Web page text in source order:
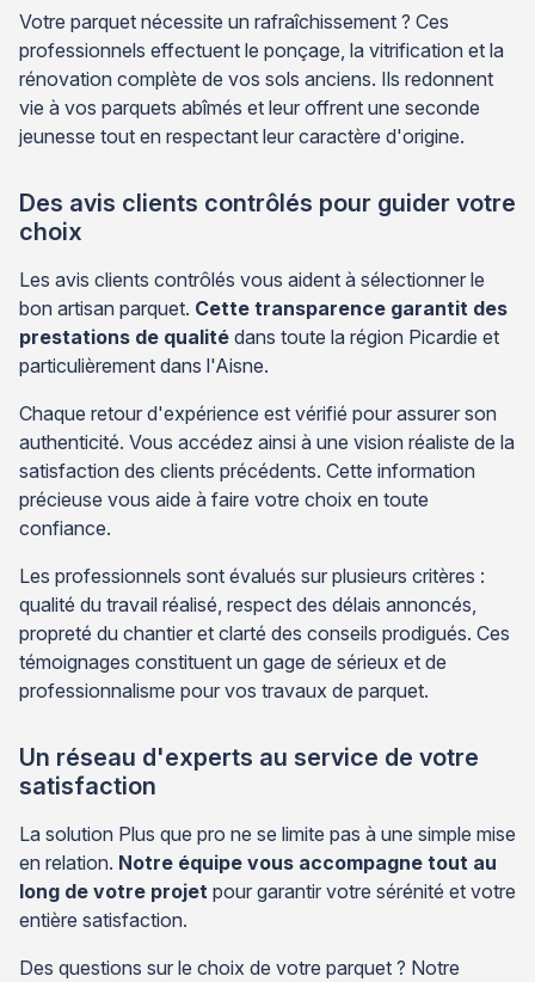
Votre parquet nécessite un rafraîchissement ? Ces
professionnels effectuent le ponçage, la vitrification et la
rénovation complète de vos sols anciens. Ils redonnent
vie à vos parquets abîmés et leur offrent une seconde
jeunesse tout en respectant leur caractère d'origine.
Des avis clients contrôlés pour guider votre
choix
Les avis clients contrôlés vous aident à sélectionner le
bon artisan parquet. Cette transparence garantit des
prestations de qualité dans toute la région Picardie et
particulièrement dans l'Aisne.
Chaque retour d'expérience est vérifié pour assurer son
authenticité. Vous accédez ainsi à une vision réaliste de la
satisfaction des clients précédents. Cette information
précieuse vous aide à faire votre choix en toute
confiance.
Les professionnels sont évalués sur plusieurs critères :
qualité du travail réalisé, respect des délais annoncés,
propreté du chantier et clarté des conseils prodigués. Ces
témoignages constituent un gage de sérieux et de
professionnalisme pour vos travaux de parquet.
Un réseau d'experts au service de votre
satisfaction
La solution Plus que pro ne se limite pas à une simple mise
en relation. Notre équipe vous accompagne tout au
long de votre projet pour garantir votre sérénité et votre
entière satisfaction.
Des questions sur le choix de votre parquet ? Notre